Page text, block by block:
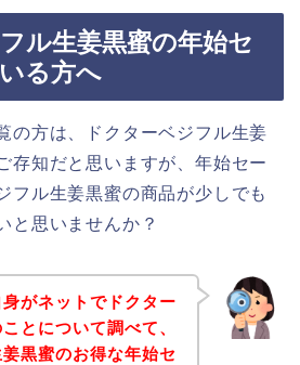
ル生姜黒蜜の年始セ
る方へ
の方は、ドクターベジフル生姜
存知だと思いますが、年始セー
フル生姜黒蜜の商品が少しでも
と思いませんか？
がネットでドクター
とについて調べて、
黒蜜のお得な年始セ